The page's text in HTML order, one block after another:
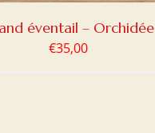
éventail – Orchidée
€35,00